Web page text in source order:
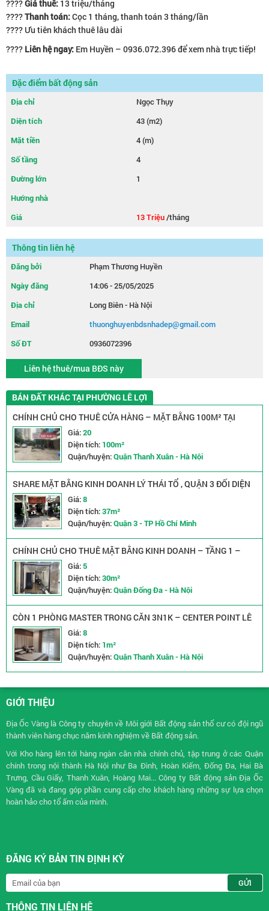
????Giá thuê: 13 triệu/tháng
????Thanh toán:Cọc 1 tháng, thanh toán 3 tháng/lần
???? Ưu tiên khách thuê lâu dài
???? Liên hệ ngay: Em Huyền – 0936.072.396 để xem nhà trực tiếp!
Đặc điểm bất động sản
Địa chỉ
Ngọc Thụy
Diện tích
43 (m2)
Mặt tiền
4 (m)
Số tầng
4
Đường lớn
1
Hướng nhà
Giá
13 Triệu/tháng
Thông tin liên hệ
Đăng bởi
Phạm Thương Huyền
Ngày đăng
14:06 - 25/05/2025
Địa chỉ
Long Biên - Hà Nội
Email
thuonghuyenbdsnhadep@gmail.com
Số ĐT
0936072396
Liên hệ thuê/mua BĐS này
BÁN ĐẤT KHÁC TẠI PHƯỜNG LÊ LỢI
CHÍNH CHỦ CHO THUÊ CỬA HÀNG – MẶT BẰNG 100M² TẠI
TRIỀU KHÚC, HÀ NỘI
Giá:20
Diện tích: 100m²
Quận/huyện:Quận Thanh Xuân - Hà Nội
SHARE MẶT BẰNG KINH DOANH LÝ THÁI TỔ , QUẬN 3 ĐỐI DIỆN
CÔNG VIÊN
Giá:8
Diện tích:37m²
Quận/huyện:Quận 3 - TP Hồ Chí Minh
CHÍNH CHỦ CHO THUÊ MẶT BẰNG KINH DOANH – TẦNG 1 –
TÂY SƠN, ĐỐNG ĐA, HÀ NỘI
Giá:5
Diện tích:30m²
Quận/huyện:Quận Đống Đa - Hà Nội
CÒN 1 PHÒNG MASTER TRONG CĂN 3N1K – CENTER POINT LÊ
VĂN LƯƠNG
Giá:8
Diện tích: 1m²
Quận/huyện:Quận Thanh Xuân - Hà Nội
GIỚI THIỆU
Địa Ốc Vàng là Công ty chuyên về Môi giới Bất động sảnthổ cư có đội ngũ
thành viên hàng chục năm kinh nghiệm về Bất động sản.
Với Kho hàng lên tới hàng ngàn căn nhà chính chủ, tập trung ở các Quận
chính trong nội thành Hà Nội như Ba Đình, Hoàn Kiếm, Đống Đa, Hai Bà
Trưng, Cầu Giấy, Thanh Xuân, Hoàng Mai... Công ty Bất động sản Địa Ốc
Vàng đã và đang góp phần cung cấp cho khách hàng những sự lựa chọn
hoàn hảo cho tổ ấm của mình.
ĐĂNG KÝ BẢN TIN ĐỊNH KỲ
THÔNG TIN LIÊN HỆ